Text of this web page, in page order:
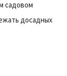
садовом
досадных